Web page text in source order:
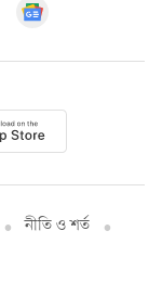
নীতি ও শর্ত